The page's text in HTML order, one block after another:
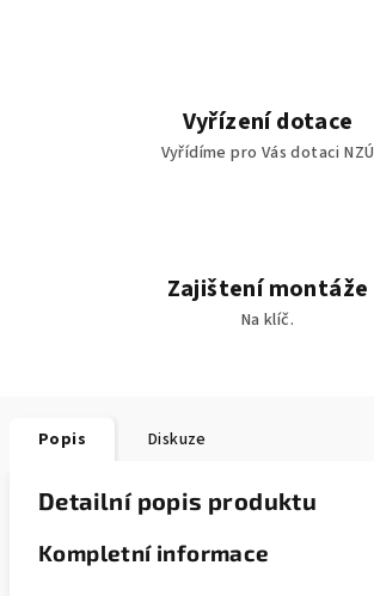
Vyřízení dotace
Vyřídíme pro Vás dotaci NZÚ
Zajištení montáže
Na klíč.
Popis Diskuze
Detailní popis produktu
Kompletní informace